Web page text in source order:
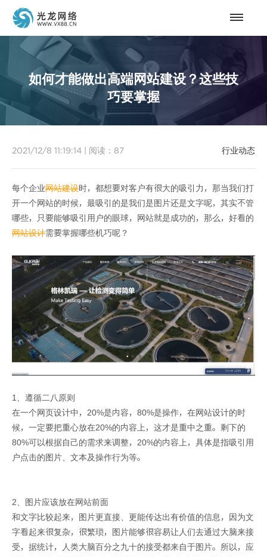
如何才能做出高端网站建设？这些技
巧要掌握
行业动态
2021/12/8 11:19:14 阅读： 87
每个企业网站建设时，都想要对客户有很大的吸引力，那当我们打
开一个网站的时候，最吸引的是我们是图片还是文字呢，其实不管
哪些，只要能够吸引用户的眼球，网站就是成功的，那么，好看的
网站设计需要掌握哪些机巧呢？
1、遵循二八原则
在一个网页设计中，20%是内容，80%是操作，在网站设计的时
候，一定要把重心放在20%的内容上，这才是重中之重。剩下的
80%可以根据自己的需求来调整，20%的内容上，具体是指吸引用
户点击的图片、文本及操作行为等。
2、图片应该放在网站前面
和文字比较起来，图片更直接、更能传达出有价值的信息，因为文
字看起来很复杂，很繁琐，图片能够很容易让人们去通过大脑来接
受，据统计，人类大脑百分之九十的接受都来自于图片。所以，应